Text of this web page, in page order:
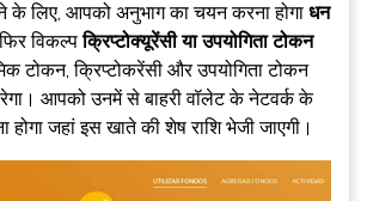
के लिए, आपको अनुभाग का चयन करना होगा धन
विकल्पक्रिप्टोक्यूरेंसी या उपयोगिता टोकन
टोकन, क्रिप्टोकरेंसी और उपयोगिता टोकन
आपको उनमें से बाहरी वॉलेट के नेटवर्क के
जहां इस खाते की शेष राशि भेजी जाएगी।